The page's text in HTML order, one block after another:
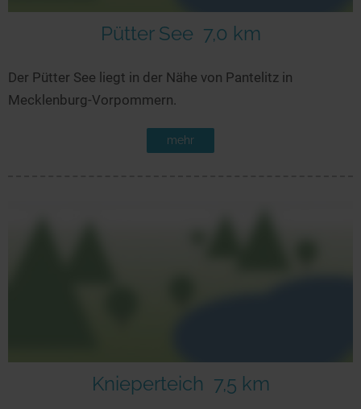
Pütter See 7,0 km
Der Pütter See liegt in der Nähe von Pantelitz in
Mecklenburg-Vorpommern.
mehr
Knieperteich 7,5 km